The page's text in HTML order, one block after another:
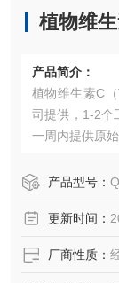
植物维
产品简介：
植物维生素C
司提供，1-2个
一周内提供原
等
产品型号：
更新时间：
厂商性质：